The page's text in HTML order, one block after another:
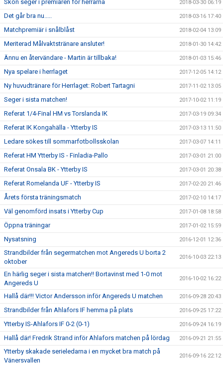
Skön seger i premiären för herrarna 2018-03-30 06:19
Det går bra nu..... 2018-03-16 17:40
Matchpremiär i snålblåst 2018-02-04 13:09
Meriterad Målvaktstränare ansluter! 2018-01-30 14:42
Ännu en återvändare - Martin är tillbaka! 2018-01-03 15:46
Nya spelare i herrlaget 2017-12-05 14:12
Ny huvudtränare för Herrlaget: Robert Tartagni 2017-11-02 13:05
Seger i sista matchen! 2017-10-02 11:19
Referat 1/4-Final HM vs Torslanda IK 2017-03-19 09:34
Referat IK Kongahälla - Ytterby IS 2017-03-13 11:50
Ledare sökes till sommarfotbollsskolan 2017-03-07 14:11
Referat HM Ytterby IS - Finladia-Pallo 2017-03-01 21:00
Referat Onsala BK - Ytterby IS 2017-03-01 20:38
Referat Romelanda UF - Ytterby IS 2017-02-20 21:46
Årets första träningsmatch 2017-02-10 14:17
Väl genomförd insats i Ytterby Cup 2017-01-08 18:58
Öppna träningar 2017-01-02 15:59
Nysatsning 2016-12-01 12:36
Strandbilder från segermatchen mot Angereds U borta 2
oktober
2016-10-03 22:13
En härlig seger i sista matchen!! Bortavinst med 1-0 mot
Angereds U
2016-10-02 16:22
Hallå där!!! Victor Andersson inför Angereds U matchen 2016-09-28 20:43
Strandbilder från Ahlafors IF hemma på plats 2016-09-25 17:22
Ytterby IS-Ahlafors IF 0-2 (0-1) 2016-09-24 16:19
Hallå där! Fredrik Strand inför Ahlafors matchen på lördag 2016-09-21 21:55
Ytterby skakade serieledarna i en mycket bra match på
Vänersvallen
2016-09-16 22:12